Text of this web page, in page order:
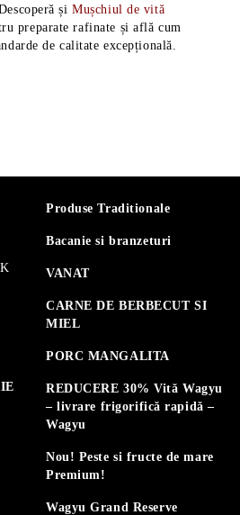
șiMușchiul de vită
preparate rafinate și află cum
de calitate excepțională.
Produse Traditionale
Bacanie si branzeturi
VANAT
CARNE DE BERBECUT SI
MIEL
PORC MANGALITA
REDUCERE 30% Vită Wagyu
– livrare frigorifică rapidă –
Wagyu
Nou! Peste si fructe de mare
Premium!
Wagyu Grand Reserve